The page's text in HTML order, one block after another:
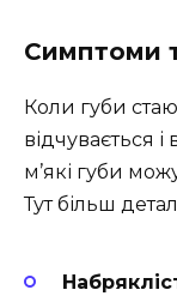
Симптоми
Коли губи
відчувається
м’які губи
Тут більш